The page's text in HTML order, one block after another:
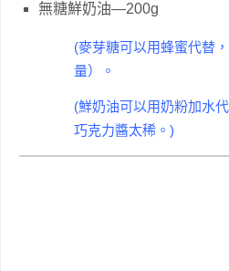
無糖鮮奶油—200g
(麥芽糖可以用蜂蜜代替
量）。
(鮮奶油可以用奶粉加水
巧克力醬太稀。)